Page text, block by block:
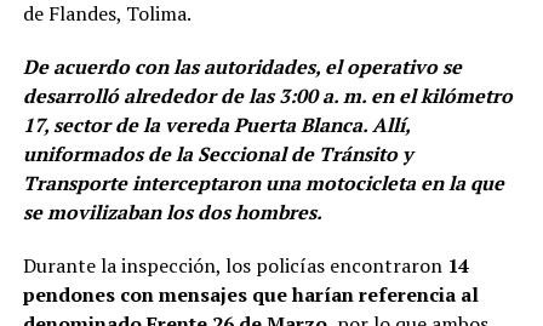
de Flandes, Tolima.
De acuerdo con las autoridades, el operativo se
desarrolló alrededor de las 3:00 a. m. en el kilómetro
17, sector de la vereda Puerta Blanca. Allí,
uniformados de la Seccional de Tránsito y
Transporte interceptaron una motocicleta en la que
se movilizaban los dos hombres.
Durante la inspección, los policías encontraron 14
pendones con mensajes que harían referencia al